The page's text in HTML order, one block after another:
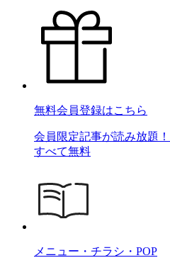
無料会員登録はこちら
会員限定記事が読み放題
すべて無料
メニュー・チラシ・POP